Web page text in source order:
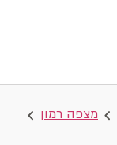
מצפה רמון